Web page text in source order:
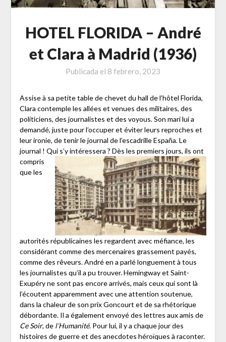
HOTEL FLORIDA – André
et Clara à Madrid (1936)
Publicada el 8 febrero, 2023
Assise à sa petite table de chevet du hall de l’hôtel Florida,
Clara contemple les allées et venues des militaires, des
politiciens, des journalistes et des voyous. Son mari lui a
demandé, juste pour l’occuper et éviter leurs reproches et
leur ironie, de tenir le journal de l’escadrille España. Le
journal ! Qui s’yintéressera ? Dès les premiers jours, ils ont
compris
que les
autorités républicaines les regardent avec méfiance, les
considérant comme des mercenaires grassement payés,
comme des rêveurs. André en a parlé longuement à tous
les journalistes qu’il a pu trouver. Hemingway et Saint-
Exupéry ne sont pas encore arrivés, mais ceux qui sont là
l’écoutent apparemment avec une attention soutenue,
dans la chaleur de son prix Goncourt et de sa rhétorique
débordante. Il a également envoyé des lettres aux amis de
Ce Soir, de l’Humanité. Pour lui, il y a chaque jour des
histoires de guerre et des anecdotes héroïques à raconter.